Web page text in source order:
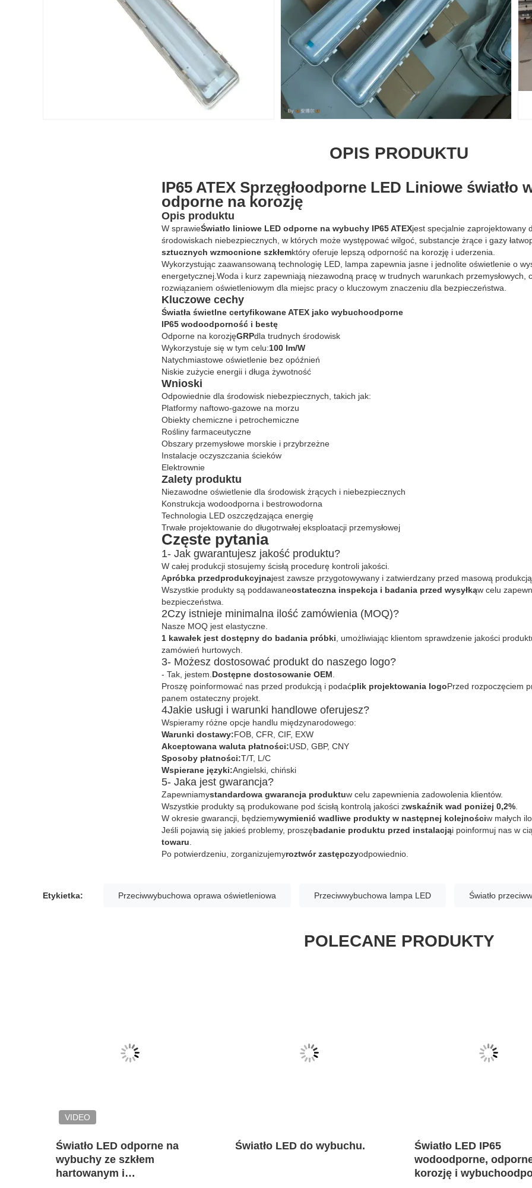
OPIS PRODUKTU
IP65 ATEX Sprzęgłoodporne LED Liniowe światło
odporne na korozję
Opis produktu
W sprawieŚwiatło liniowe LED odporne na wybuchy IP65 ATEXjest specjalnie zaprojektowany
środowiskach niebezpiecznych, w których może występować wilgoć, substancje żrące i gazy
sztucznych wzmocnione szkłemktóry oferuje lepszą odporność na korozję i uderzenia.
Wykorzystując zaawansowaną technologię LED, lampa zapewnia jasne i jednolite oświetlenie o
energetycznej.Woda i kurz zapewniają niezawodną pracę w trudnych warunkach przemysłowych,
rozwiązaniem oświetleniowym dla miejsc pracy o kluczowym znaczeniu dla bezpieczeństwa.
Kluczowe cechy
Światła świetlne certyfikowane ATEX jako wybuchoodporne
IP65 wodoodporność i bestę
Odporne na korozjęGRPdla trudnych środowisk
Wykorzystuje się w tym celu:100 lm/W
Natychmiastowe oświetlenie bez opóźnień
Niskie zużycie energii i długa żywotność
Wnioski
Odpowiednie dla środowisk niebezpiecznych, takich jak:
Platformy naftowo-gazowe na morzu
Obiekty chemiczne i petrochemiczne
Rośliny farmaceutyczne
Obszary przemysłowe morskie i przybrzeżne
Instalacje oczyszczania ścieków
Elektrownie
Zalety produktu
Niezawodne oświetlenie dla środowisk żrących i niebezpiecznych
Konstrukcja wodoodporna i bestrowodorna
Technologia LED oszczędzająca energię
Trwałe projektowanie do długotrwałej eksploatacji przemysłowej
Częste pytania
1- Jak gwarantujesz jakość produktu?
W całej produkcji stosujemy ścisłą procedurę kontroli jakości.
Apróbka przedprodukcyjnajest zawsze przygotowywany i zatwierdzany przed masową produkcją.
Wszystkie produkty są poddawaneostateczna inspekcja i badania przed wysyłkąw celu
bezpieczeństwa.
2Czy istnieje minimalna ilość zamówienia (MOQ)?
Nasze MOQ jest elastyczne.
1 kawałek jest dostępny do badania próbki , umożliwiając klientom sprawdzenie jakości
zamówień hurtowych.
3- Możesz dostosować produkt do naszego logo?
- Tak, jestem. Dostępne dostosowanie OEM
Proszę poinformować nas przed produkcją i podaćplik projektowania logoPrzed rozpoczęciem
panem ostateczny projekt.
4Jakie usługi i warunki handlowe oferujesz?
Wspieramy różne opcje handlu międzynarodowego:
Warunki dostawy:FOB, CFR, CIF, EXW
Akceptowana waluta płatności:USD, GBP, CNY
Sposoby płatności:T/T, L/C
Wspierane języki:Angielski, chiński
5- Jaka jest gwarancja?
Zapewniamystandardowa gwarancja produktuw celu zapewnienia zadowolenia klientów.
Wszystkie produkty są produkowane pod ścisłą kontrolą jakości zwskaźnik wad poniżej 0,2%
W okresie gwarancji, będziemywymienić wadliwe produkty w następnej kolejnościw małych
Jeśli pojawią się jakieś problemy, proszębadanie produktu przed instalacjąi poinformuj nas w
towaru
Po potwierdzeniu, zorganizujemyroztwór zastępczyodpowiednio.
Etykietka: Przeciwwybuchowa oprawa oświetleniowa Przeciwwybuchowa lampa LED Światło
POLECANE PRODUKTY
VIDEO
Światło LED odporne na
wybuchy ze szkłem
hartowanym i
Światło LED do wybuchu.
Światło LED IP65
wodoodporne,
korozję i